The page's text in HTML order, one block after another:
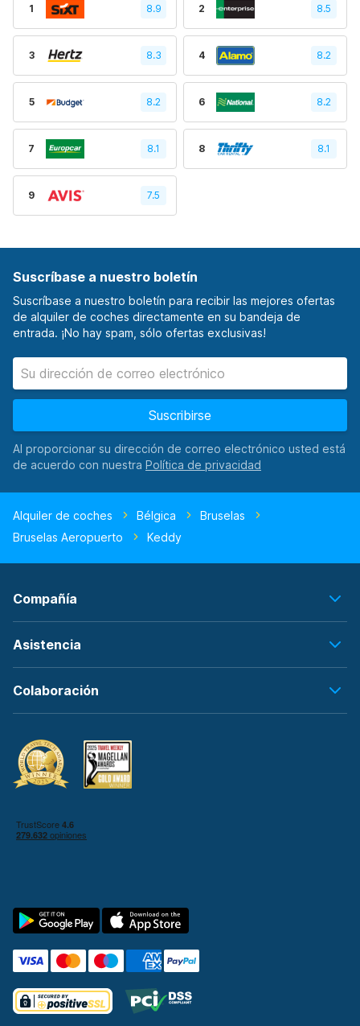
1 8.9 2 8.5
3 8.3 4 8.2
5 8.2 6 8.2
7 8.1 8 8.1
9 7.5
Suscríbase a nuestro boletín
Suscríbase a nuestro boletín para recibir las mejores ofertas
de alquiler de coches directamente en su bandeja de
entrada. ¡No hay spam, sólo ofertas exclusivas!
Suscribirse
Al proporcionar su dirección de correo electrónico usted está
de acuerdo con nuestra
Alquiler de coches Bélgica
Bruselas
Bruselas Aeropuerto
Keddy
Compañía
Asistencia
Colaboración